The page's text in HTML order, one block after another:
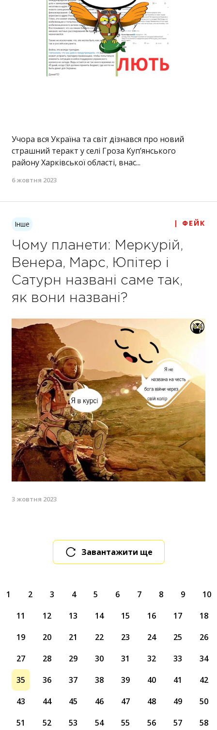
Учора вся Україна та світ дізнався про новий
страшний теракт у селі Гроза Куп’янського
району Харківської області, внас...
6 жовтня 2023
Інше | ФЕЙК
Чому планети: Меркурій,
Венера, Марс, Юпітер і
Сатурн названі саме так,
як вони названі?
3 жовтня 2023
Завантажити ще
1 2 3 4 5 6 7 8 9
10
11
12 13 14 15 16 17
18
19
20 21 22 23 24 25
26
27
28 29 30 31 32 33
34
35
36 37 38 39 40 41
42
43
44 45 46 47 48 49
50
51
52 53 54 55 56 57
58